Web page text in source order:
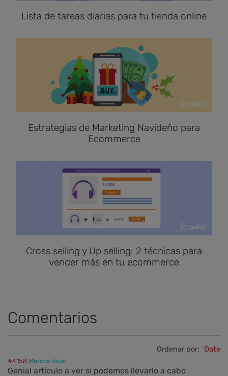
Lista de tareas diarias para tu tienda online
Estrategias de Marketing Navideño para
Ecommerce
Cross selling y Up selling: 2 técnicas para
vender más en tu ecommerce
Comentarios
Ordenar por: Date
#4158 Marcos dice:
Genial artículo a ver si podemos llevarlo a cabo